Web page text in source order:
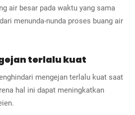
air besar pada waktu yang sama
menunda-nunda proses buang air
terlalu kuat
mengejan terlalu kuat saat
hal ini dapat meningkatkan